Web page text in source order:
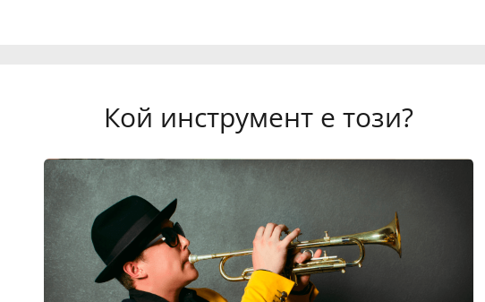
Кой инструмент е този?